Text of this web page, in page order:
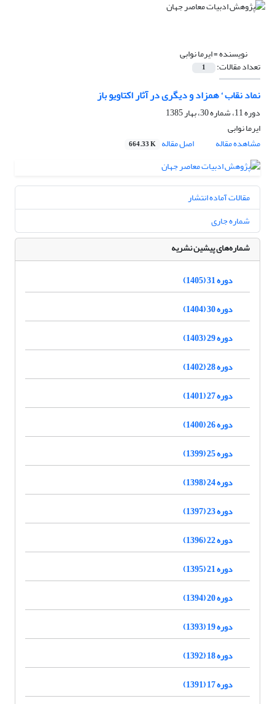
نویسنده =ایرما نوابی
تعداد مقالات: 1
نماد نقاب ‘ همزاد و دیگری در آثار اکتاویو باز
دوره 11، شماره 30، بهار 1385
ایرما نوابی
مشاهده مقاله
اصل مقاله 664.33 K
مقالات آماده انتشار
شماره جاری
شماره‌های پیشین نشریه
دوره 31 (1405)
دوره 30 (1404)
دوره 29 (1403)
دوره 28 (1402)
دوره 27 (1401)
دوره 26 (1400)
دوره 25 (1399)
دوره 24 (1398)
دوره 23 (1397)
دوره 22 (1396)
دوره 21 (1395)
دوره 20 (1394)
دوره 19 (1393)
دوره 18 (1392)
دوره 17 (1391)